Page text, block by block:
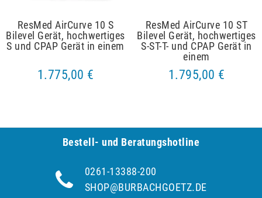
ResMed AirCurve 10 S
Bilevel Gerät, hochwertiges
S und CPAP Gerät in einem
1.775,00 €
ResMed AirCurve 10 ST
Bilevel Gerät, hochwertiges
S-ST-T- und CPAP Gerät in
einem
1.795,00 €
Bestell- und Be­ra­tungs­hot­line
0261-13388-200
SHOP@BURBACHGOETZ.DE